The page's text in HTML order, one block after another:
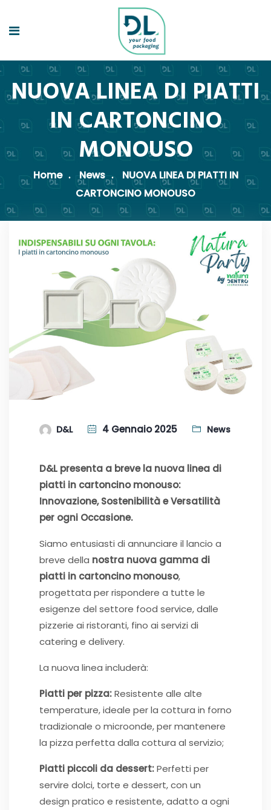
NUOVA LINEA DI PIATTI
IN CARTONCINO
MONOUSO
Home News
NUOVA LINEA DI PIATTI IN
CARTONCINO MONOUSO
D&L 4 Gennaio 2025 News
D&L presenta a breve la nuova linea di
piatti in cartoncino monouso:
Innovazione, Sostenibilità e Versatilità
per ogni Occasione.
Siamo entusiasti di annunciare il lancio a
breve della nostra nuova gamma di
piatti in cartoncino monouso,
progettata per rispondere a tutte le
esigenze del settore food service, dalle
pizzerie ai ristoranti, fino ai servizi di
catering e delivery.
La nuova linea includerà:
Piatti per pizza:Resistente alle alte
temperature, ideale per la cottura in forno
tradizionale o microonde, per mantenere
la pizza perfetta dalla cottura al servizio;
Piatti piccoli da dessert:Perfetti per
servire dolci, torte e dessert, con un
design pratico e resistente, adatto a ogni